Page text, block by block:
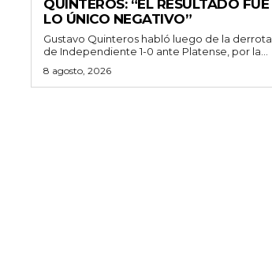
QUINTEROS: “EL RESULTADO FUE
LO ÚNICO NEGATIVO”
Gustavo Quinteros habló luego de la derrota
de Independiente 1-0 ante Platense, por la...
8 agosto, 2026